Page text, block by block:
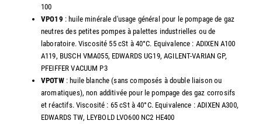
100
VPO19 : huile minérale d'usage général pour le pompage de gaz
neutres des petites pompes à palettes industrielles ou de
laboratoire. Viscosité 55 cSt à 40°C. Equivalence : ADIXEN A100
A119, BUSCH VMA055, EDWARDS UG19, AGILENT-VARIAN GP,
PFEIFFER VACUUM P3
VPOTW: huile blanche (sans composés à double liaison ou
aromatiques), non additivée pour le pompage des gaz corrosifs
et réactifs. Viscosité : 65 cSt à 40°C. Equivalence : ADIXEN A300,
EDWARDS TW, LEYBOLD LVO600 NC2 HE400